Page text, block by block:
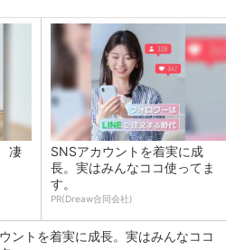
凄
SNSアカウントを着実に成
長。実はみんなココ使ってま
す。
PR(Dreaw合同会社)
ントを着実に成長。実はみんなココ